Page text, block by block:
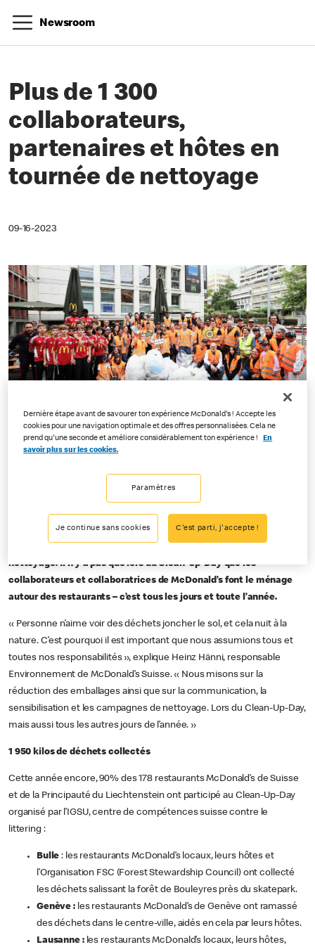
Newsroom
Plus de 1 300
collaborateurs,
partenaires et hôtes en
tournée de nettoyage
09-16-2023
Crissier, le 16 septembre 2023 –
McDonald’s Suisse pour nettoyer les rues et les espaces verts :
direction, ainsi que plus de 500 hôtes. Les équipes ont ramassé
950 kilos de déchets dans 14 grandes villes, et
nettoyage. Il n’y a pas que lors du Clean-Up-Day que les
collaborateurs et collaboratrices de McDonald’s font le ménage
autour des restaurants – c’est tous les jours et toute l’année.
« Personne n’aime voir des déchets joncher le sol, et cela nuit à la
nature. C’est pourquoi il est important que nous assumions tous et
toutes nos responsabilités », explique Heinz Hänni, responsable
Environnement de McDonald’s Suisse. « Nous misons sur la
réduction des emballages ainsi que sur la communication, la
sensibilisation et les campagnes de nettoyage. Lors du Clean-Up-Day,
mais aussi tous les autres jours de l’année. »
1 950 kilos de déchets collectés
Cette année encore, 90% des 178 restaurants McDonald’s de Suisse
et de la Principauté du Liechtenstein ont participé au Clean-Up-Day
organisé par l’IGSU, centre de compétences suisse contre le
littering :
Bulle: les restaurants McDonald’s locaux, leurs hôtes et
l’Organisation FSC (Forest Stewardship Council) ont collecté
les déchets salissant la forêt de Bouleyres près du skatepark.
Genève :les restaurants McDonald’s de Genève ont ramassé
des déchets dans le centre-ville, aidés en cela par leurs hôtes.
Lausanne :les restaurants McDonald’s locaux, leurs hôtes,
Dernière étape avant de savourer ton expérience McDonald's ! Accepte les
cookies pour une navigation optimale et des offres personnalisées. Cela ne
prend qu'une seconde et améliore considérablement ton expérience !
En
savoir plus sur les cookies.
Paramètres
Je continue sans cookies C'est parti, j'accepte !